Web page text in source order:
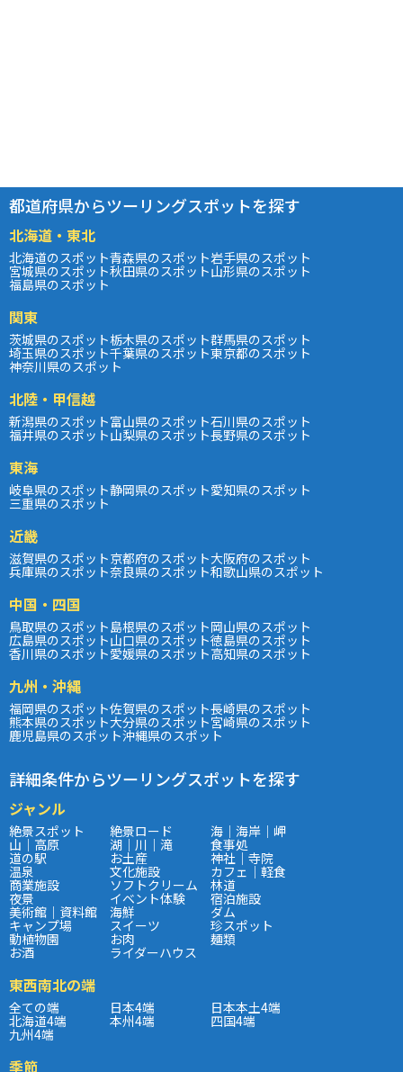
都道府県からツーリングスポットを探す
北海道・東北
北海道のスポット青森県のスポット岩手県のスポット
宮城県のスポット秋田県のスポット山形県のスポット
福島県のスポット
関東
茨城県のスポット栃木県のスポット群馬県のスポット
埼玉県のスポット千葉県のスポット東京都のスポット
神奈川県のスポット
北陸・甲信越
新潟県のスポット富山県のスポット石川県のスポット
福井県のスポット山梨県のスポット長野県のスポット
東海
岐阜県のスポット静岡県のスポット愛知県のスポット
三重県のスポット
近畿
滋賀県のスポット京都府のスポット大阪府のスポット
兵庫県のスポット奈良県のスポット和歌山県のスポット
中国・四国
鳥取県のスポット島根県のスポット岡山県のスポット
広島県のスポット山口県のスポット徳島県のスポット
香川県のスポット愛媛県のスポット高知県のスポット
九州・沖縄
福岡県のスポット佐賀県のスポット長崎県のスポット
熊本県のスポット大分県のスポット宮崎県のスポット
鹿児島県のスポット沖縄県のスポット
詳細条件からツーリングスポットを探す
ジャンル
絶景スポット 絶景ロード 海｜海岸｜岬
山｜高原 湖｜川｜滝 食事処
道の駅 お土産 神社｜寺院
温泉 文化施設 カフェ｜軽食
商業施設 ソフトクリーム 林道
夜景 イベント体験 宿泊施設
美術館｜資料館 海鮮 ダム
キャンプ場 スイーツ 珍スポット
動植物園 お肉 麺類
お酒 ライダーハウス
東西南北の端
全ての端 日本4端 日本本土4端
北海道4端 本州4端 四国4端
九州4端
季節